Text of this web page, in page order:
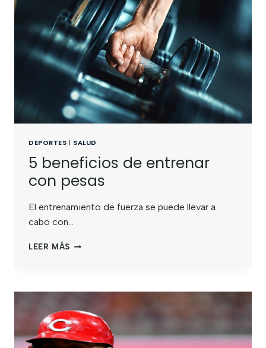
DEPORTES | SALUD
5 beneficios de entrenar
con pesas
El entrenamiento de fuerza se puede llevar a
cabo con…
LEER MÁS